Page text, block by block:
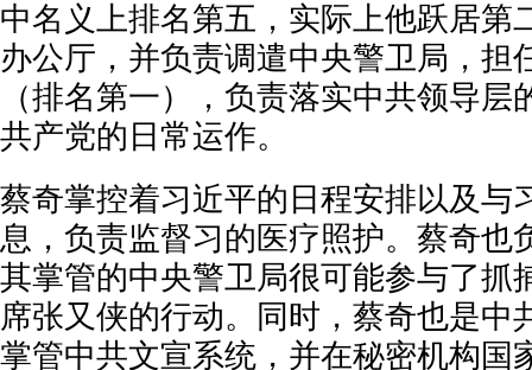
中名义上排名第五，实际上他跃居第
办公厅，并负责调遣中央警卫局，担
（排名第一），负责落实中共领导
共产党的日常运作。
蔡奇掌控着习近平的日程安排以及与
息，负责监督习的医疗照护。蔡奇也
其掌管的中央警卫局很可能参与了抓
席张又侠的行动。同时，蔡奇也是中
掌管中共文宣系统，并在秘密机构国